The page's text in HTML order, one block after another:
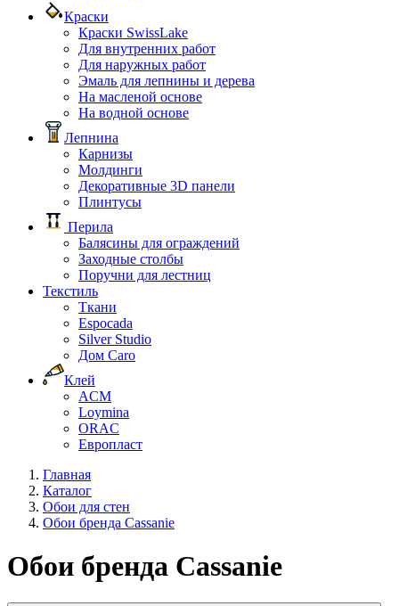
Краски
Краски SwissLake
Для внутренних работ
Для наружных работ
Эмаль для лепнины и дерева
На масленой основе
На водной основе
Лепнина
Карнизы
Молдинги
Декоративные 3D панели
Плинтусы
Перила
Балясины для ограждений
Заходные столбы
Поручни для лестниц
Текстиль
Ткани
Espocada
Silver Studio
Дом Caro
Клей
ACM
Loymina
ORAC
Европласт
Главная
Каталог
Обои для стен
Обои бренда Cassanie
Обои бренда Cassanie